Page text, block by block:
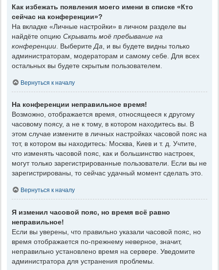
Как избежать появления моего имени в списке «Кто
сейчас на конференции»?
На вкладке «Личные настройки» в личном разделе вы
найдёте опцию Скрывать моё пребывание на
конференции . Выберите Да , и вы будете видны только
администраторам, модераторам и самому себе. Для всех
остальных вы будете скрытым пользователем.
Вернуться к началу
На конференции неправильное время!
Возможно, отображается время, относящееся к другому
часовому поясу, а не к тому, в котором находитесь вы. В
этом случае измените в личных настройках часовой пояс на
тот, в котором вы находитесь: Москва, Киев и т. д. Учтите,
что изменять часовой пояс, как и большинство настроек,
могут только зарегистрированные пользователи. Если вы не
зарегистрированы, то сейчас удачный момент сделать это.
Вернуться к началу
Я изменил часовой пояс, но время всё равно
неправильное!
Если вы уверены, что правильно указали часовой пояс, но
время отображается по-прежнему неверное, значит,
неправильно установлено время на сервере. Уведомите
администратора для устранения проблемы.